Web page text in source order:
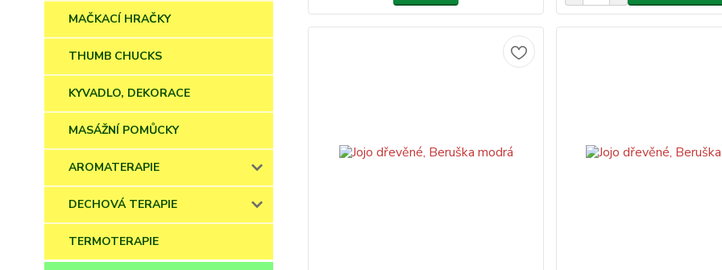
MAČKACÍ HRAČKY
THUMB CHUCKS
KYVADLO, DEKORACE
MASÁŽNÍ POMŮCKY
AROMATERAPIE
DECHOVÁ TERAPIE
TERMOTERAPIE